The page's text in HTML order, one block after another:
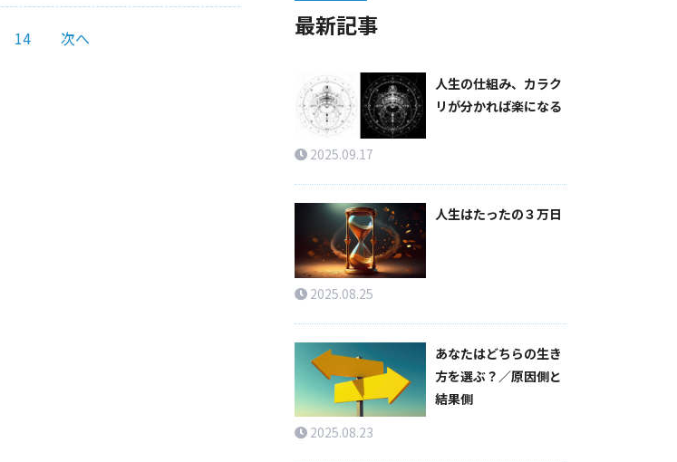
14 次へ 最新記事
人生の仕組み、カラク
リが分かれば楽になる
2025.09.17
人生はたったの３万日
2025.08.25
あなたはどちらの生き
方を選ぶ？／原因側と
結果側
2025.08.23